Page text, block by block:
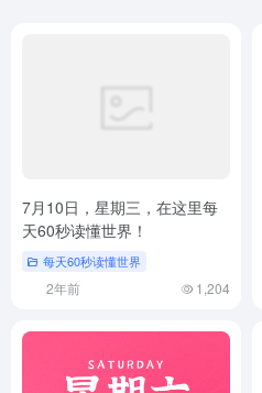
7月10日，星期三，在这里每
天60秒读懂世界！
每天60秒读懂世界
2年前 1,204